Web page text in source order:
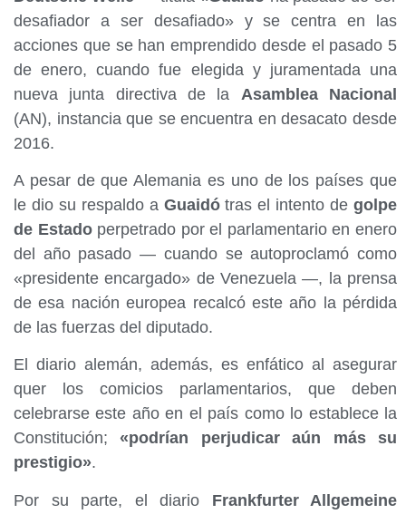
desafiador a ser desafiado» y se centra en las
acciones que se han emprendido desde el pasado 5
de enero, cuando fue elegida y juramentada una
nueva junta directiva de la Asamblea Nacional
(AN), instancia que se encuentra en desacato desde
2016.
A pesar de que Alemania es uno de los países que
le dio su respaldo a Guaidótras el intento de golpe
de Estadoperpetrado por el parlamentario en enero
del año pasado — cuando se autoproclamó como
«presidente encargado» de Venezuela —, la prensa
de esa nación europea recalcó este año la pérdida
de las fuerzas del diputado.
El diario alemán, además, es enfático al asegurar
quer los comicios parlamentarios, que deben
celebrarse este año en el país como lo establece la
Constitución; «podrían perjudicar aún más su
prestigio».
Por su parte, el diario Frankfurter Allgemeine